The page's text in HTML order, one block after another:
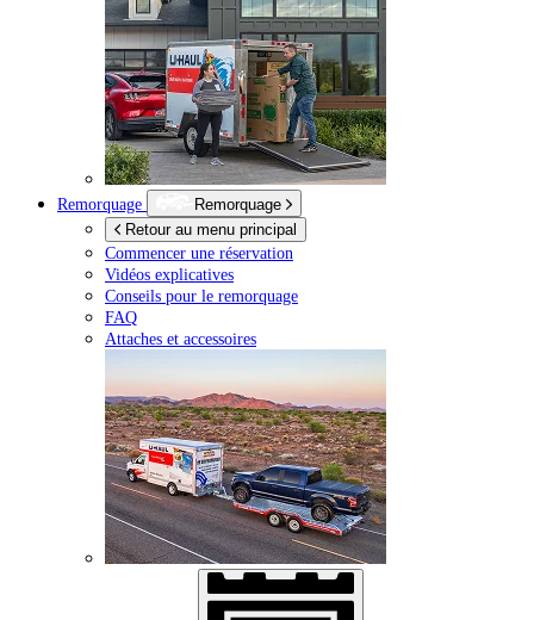
Remorquage
Remorquage
Retour au menu principal
Commencer une réservation
Vidéos explicatives
Conseils pour le remorquage
FAQ
Attaches et accessoires